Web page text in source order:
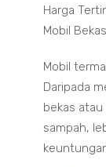
Harga
Mobil
Mobil
Daripada
bekas
sampah,